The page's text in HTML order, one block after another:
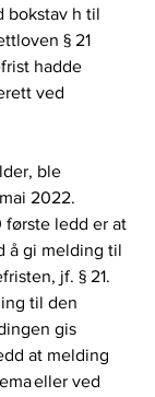
bokstav h til
§ 21
hadde
ved
ble
2022.
første ledd er at
å gi melding til
jf. § 21.
til den
gis
at melding
eller ved